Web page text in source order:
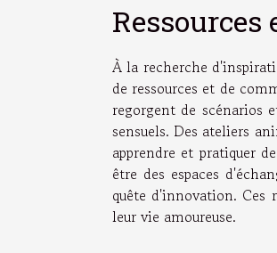
À la recherche
de ressources et de
regorgent de scénarios
sensuels. Des ateliers
apprendre et pratiquer
être des espaces
quête d'innovation. Ces
leur vie amoureuse.